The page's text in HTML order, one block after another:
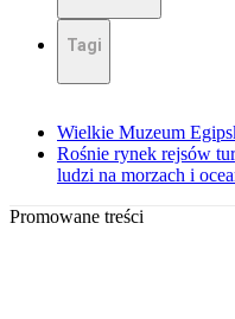
Tagi
Wielkie Muzeum
Rośnie rynek rejsów
ludzi na morzach i
Promowane treści